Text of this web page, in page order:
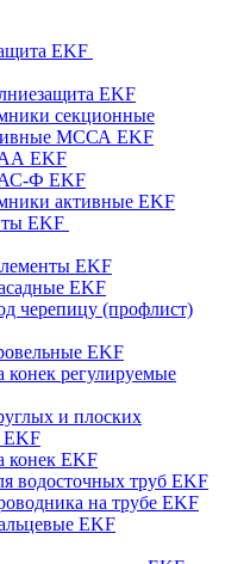
EKF
EKF
секционные
МССА EKF
EKF
Ф EKF
активные EKF
EKF
EKF
EKF
черепицу (профлист)
EKF
конек регулируемые
и плоских
EKF
конек EKF
водосточных труб EKF
на трубе EKF
EKF